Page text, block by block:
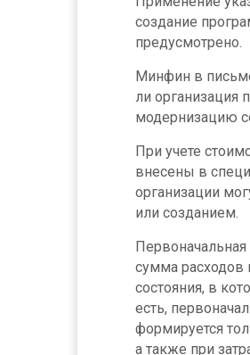
создание
предусмотрено.
Минфин в
ли организация
модернизацию
При учете
внесены в
организации
или созданием.
сумма расходов
состояния, в
есть,
формируется
а также при